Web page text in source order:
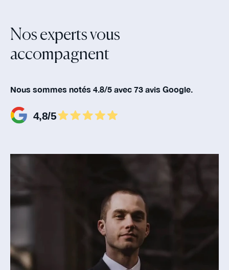
Nos experts vous
accompagnent‍
Nous sommes notés 4.8/5 avec 73 avis Google.